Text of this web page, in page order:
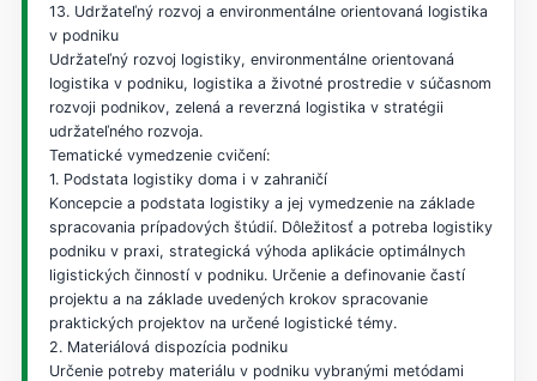
13. Udržateľný rozvoj a environmentálne orientovaná logistika
v podniku
Udržateľný rozvoj logistiky, environmentálne orientovaná
logistika v podniku, logistika a životné prostredie v súčasnom
rozvoji podnikov, zelená a reverzná logistika v stratégii
udržateľného rozvoja.
Tematické vymedzenie cvičení:
1. Podstata logistiky doma i v zahraničí
Koncepcie a podstata logistiky a jej vymedzenie na základe
spracovania prípadových štúdií. Dôležitosť a potreba logistiky
podniku v praxi, strategická výhoda aplikácie optimálnych
ligistických činností v podniku. Určenie a definovanie častí
projektu a na základe uvedených krokov spracovanie
praktických projektov na určené logistické témy.
2. Materiálová dispozícia podniku
Určenie potreby materiálu v podniku vybranými metódami